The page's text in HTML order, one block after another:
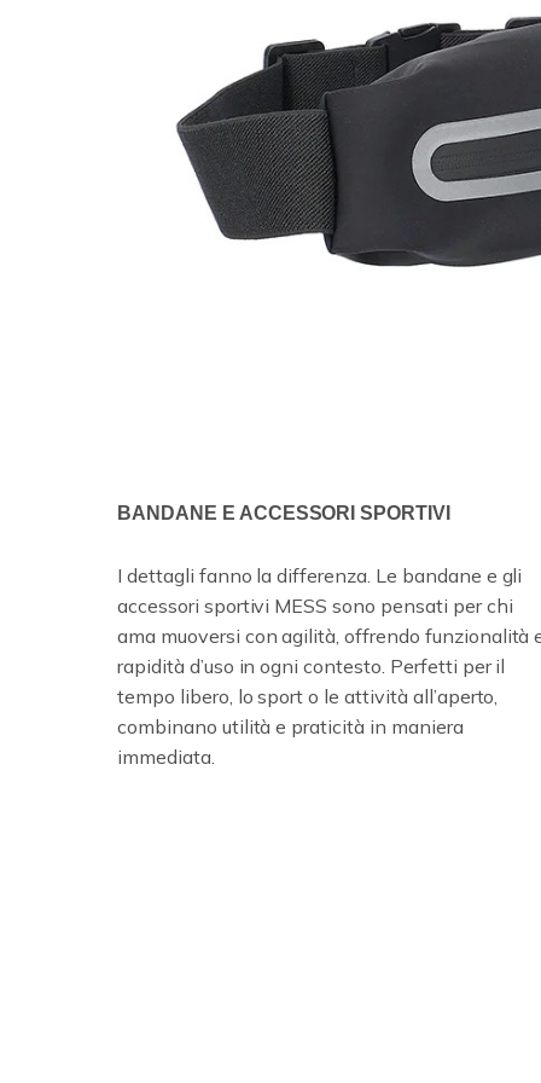
BANDANE E ACCESSORI SPORTIVI
I dettagli fanno la differenza. Le bandane e gli
accessori sportivi MESS sono pensati per chi
ama muoversi con agilità, offrendo funzionalità
rapidità d’uso in ogni contesto. Perfetti per il
tempo libero, lo sport o le attività all’aperto,
combinano utilità e praticità in maniera
immediata.